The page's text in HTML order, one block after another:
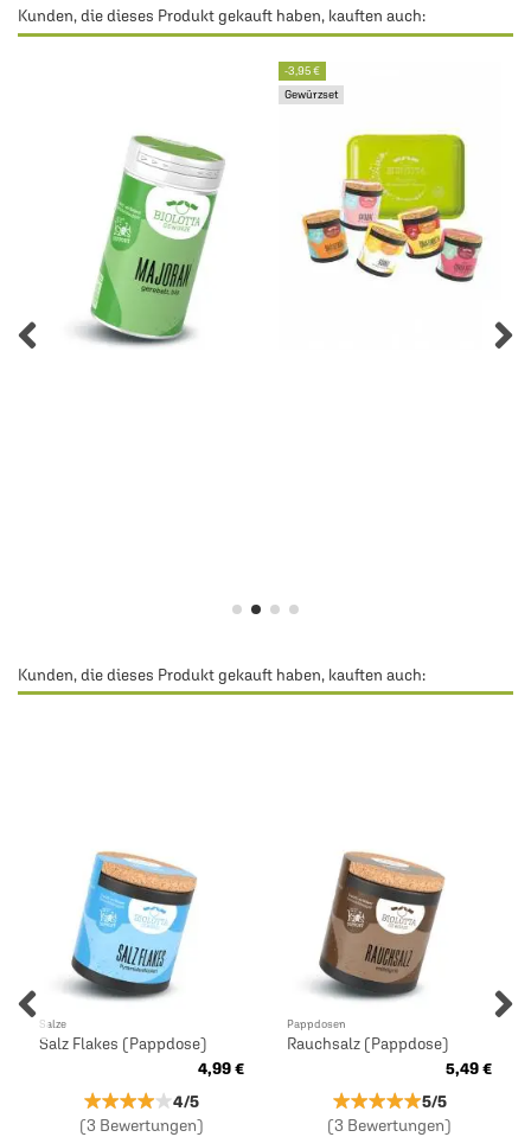
Kunden, die dieses Produkt gekauft haben, kauften auch:
-3,95 €
Gewürzset
Kunden, die dieses Produkt gekauft haben, kauften auch:
Salze
Salz Flakes (Pappdose)
4,99 €
★★★★★
★★★★★4/5
(3 Bewertungen)
Pappdosen
Rauchsalz (Pappdose)
5,49 €
★★★★★
★★★★★5/5
(3 Bewertungen)